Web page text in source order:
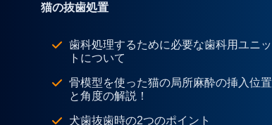
猫の抜歯処置
歯科処理するために必要な歯科用ユニッ
トについて
骨模型を使った猫の局所麻酔の挿入位置
と角度の解説！
犬歯抜歯時の2つのポイント